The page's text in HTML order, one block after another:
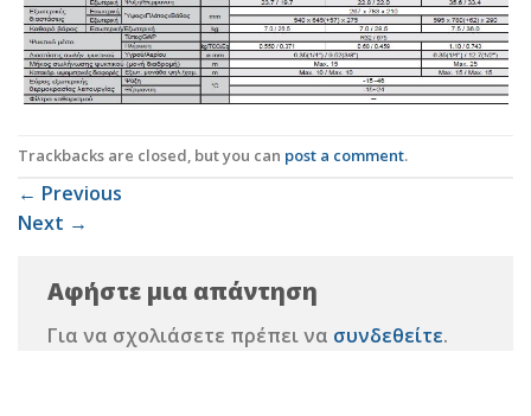
Trackbacks are closed, but you can post a comment.
← Previous
Next →
Αφήστε μια απάντηση
Για να σχολιάσετε πρέπει να συνδεθείτε.